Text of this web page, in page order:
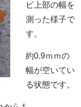
ビ上部の幅を
測った様子で
す。
約0.9ｍｍの
幅が空いてい
る状態です。